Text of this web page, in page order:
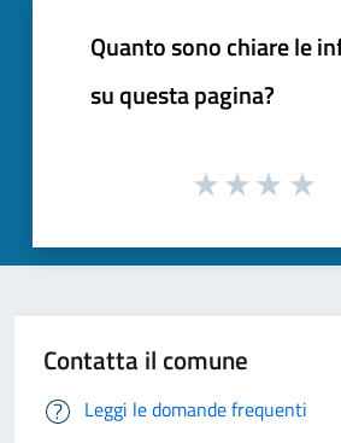
Quanto sono chiare le
su questa pagina?
Contatta il comune
Leggi le domande frequenti